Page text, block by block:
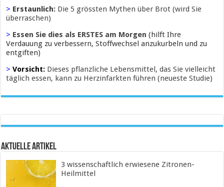
> Erstaunlich: Die 5 grössten Mythen über Brot (wird Sie
überraschen)
> Essen Sie dies als ERSTES am Morgen (hilft Ihre
Verdauung zu verbessern, Stoffwechsel anzukurbeln und zu
entgiften)
> Vorsicht: Dieses pflanzliche Lebensmittel, das Sie vielleicht
täglich essen, kann zu Herzinfarkten führen (neueste Studie)
Aktuelle Artikel
3 wissenschaftlich erwiesene Zitronen-
Heilmittel